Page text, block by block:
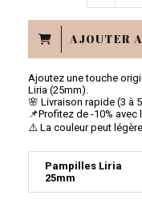
AJOUTER
Ajoutez une touche
Liria (25mm).
🌸 Livraison rapide (3 à
📌Profitez de -10% avec
⚠️ La couleur peut
Pampilles Liria
25mm